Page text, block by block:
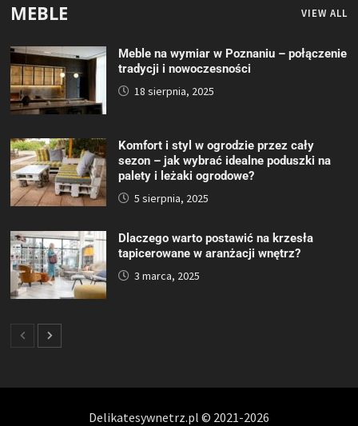
MEBLE VIEW ALL
Meble na wymiar w Poznaniu – połączenie
tradycji i nowoczesności
18 sierpnia, 2025
Komfort i styl w ogrodzie przez cały
sezon – jak wybrać idealne poduszki na
palety i leżaki ogrodowe?
5 sierpnia, 2025
Dlaczego warto postawić na krzesła
tapicerowane w aranżacji wnętrz?
3 marca, 2025
Delikatesywnetrz.pl © 2021-2026